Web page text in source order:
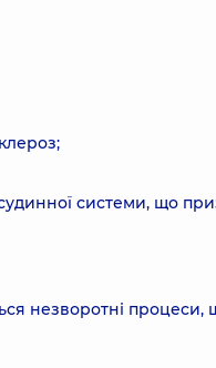
системи, що
незворотні процеси,